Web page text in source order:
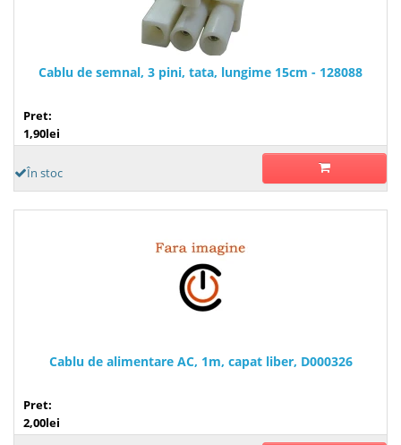
Cablu de semnal, 3 pini, tata, lungime 15cm - 128088
Pret:
1,90lei
În stoc
Cablu de alimentare AC, 1m, capat liber, D000326
Pret:
2,00lei